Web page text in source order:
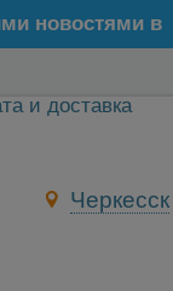
новостями в
и доставка
Черкесск